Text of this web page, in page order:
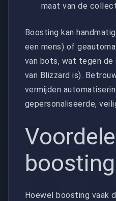
maat van de
Boosting kan
een mens) of
van bots, wat tegen de
van Blizzard is).
vermijden
gepersonaliseerde,
Hoewel boosting vaak